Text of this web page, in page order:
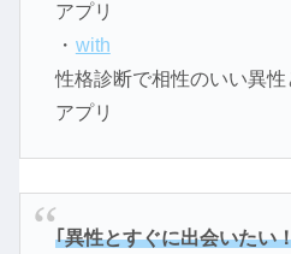
アプリ
・ with
性格診断で相性のいい異
アプリ
｢異性とすぐに出会いたい